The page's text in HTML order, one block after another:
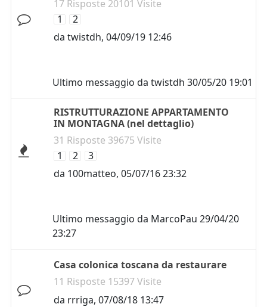
17 Risposte 20101 Visite
1
2
da twistdh, 04/09/19 12:46
Ultimo messaggio da twistdh 30/05/20 19:01
RISTRUTTURAZIONE APPARTAMENTO
IN MONTAGNA (nel dettaglio)
31 Risposte 39675 Visite
1
2
3
da 100matteo, 05/07/16 23:32
Ultimo messaggio da MarcoPau 29/04/20
23:27
Casa colonica toscana da restaurare
11 Risposte 15397 Visite
da rrriga, 07/08/18 13:47